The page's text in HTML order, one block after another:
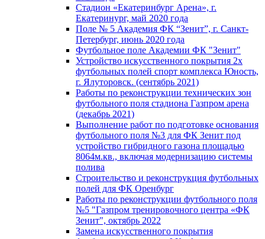
Стадион «Екатеринбург Арена», г.
Екатеринург, май 2020 года
Поле № 5 Академия ФК “Зенит”, г. Санкт-
Петербург, июнь 2020 года
Футбольное поле Академии ФК "Зенит"
Устройство искусственного покрытия 2х
футбольных полей спорт комплекса Юность,
г. Ялуторовск. (сентябрь 2021)
Работы по реконструкции технических зон
футбольного поля стадиона Газпром арена
(декабрь 2021)
Выполнение работ по подготовке основания
футбольного поля №3 для ФК Зенит под
устройство гибридного газона площадью
8064м.кв., включая модернизацию системы
полива
Строительство и реконструкция футбольных
полей для ФК Оренбург
Работы по реконструкции футбольного поля
№5 "Газпром тренировочного центра «ФК
Зенит", октябрь 2022
Замена искусственного покрытия